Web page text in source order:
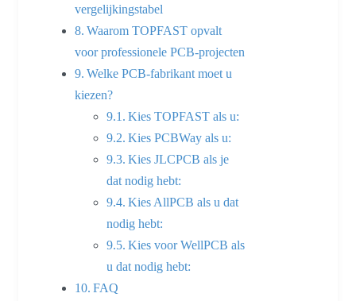
vergelijkingstabel
Waarom TOPFAST opvalt
voor professionele PCB-projecten
Welke PCB-fabrikant moet u
kiezen?
Kies TOPFAST als u:
Kies PCBWay als u:
Kies JLCPCB als je
dat nodig hebt:
Kies AllPCB als u dat
nodig hebt:
Kies voor WellPCB als
u dat nodig hebt:
FAQ